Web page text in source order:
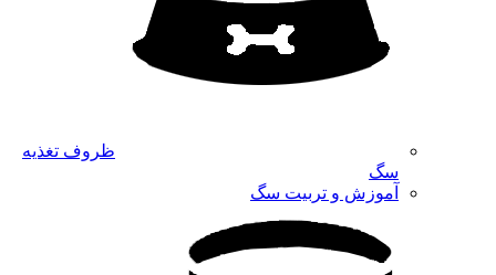
ظروف تغذیه
سگ
آموزش و تربیت سگ